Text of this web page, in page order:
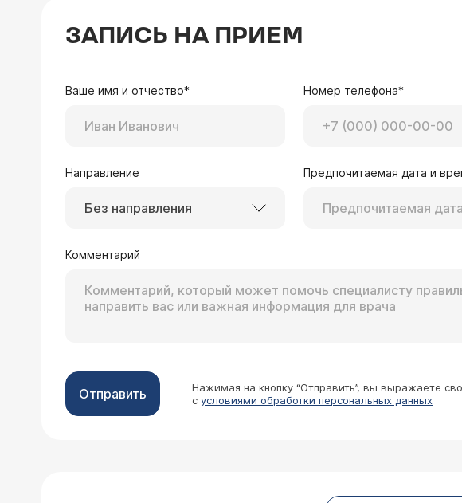
ЗАПИСЬ НА ПРИЕМ
Ваше имя и отчество* Номер телефона*
Направление
Без направления
Предпочитаемая дата и
Комментарий
Отправить
Нажимая на кнопку “Отправить”, вы выражаете
с условиями обработки персональных данных